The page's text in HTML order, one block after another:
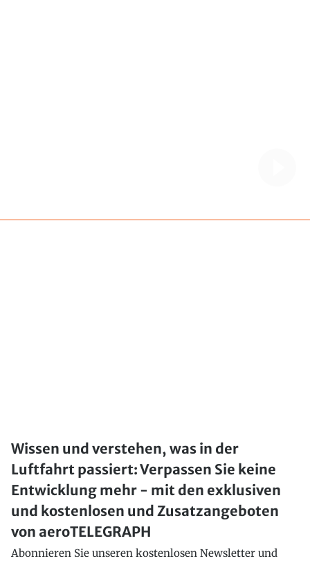
Wissen und verstehen, was in der
Luftfahrt passiert: Verpassen Sie keine
Entwicklung mehr - mit den exklusiven
und kostenlosen und Zusatzangeboten
von aeroTELEGRAPH
Abonnieren Sie unseren kostenlosen Newsletter und